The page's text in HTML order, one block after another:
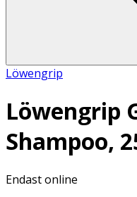
Löwengrip
Löwengrip
Shampoo,
Endast online